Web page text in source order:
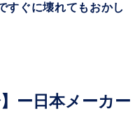
すぐに壊れてもおかし
ー日本メーカー